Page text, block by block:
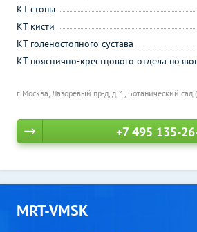
г. Москва, Лазоревый пр-д, д. 1, Ботанический сад
КТ стопы
КТ кисти
КТ голеностопного сустава
КТ пояснично-крестцового отдела
+7 495 135-
MRT-VMSK